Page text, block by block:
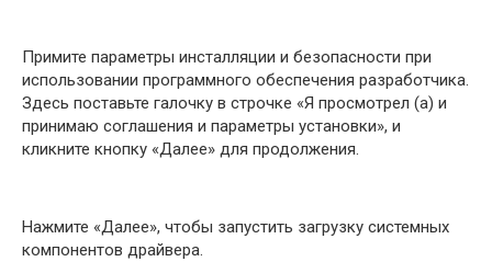
Примите параметры инсталляции и безопасности при
использовании программного обеспечения разработчика.
Здесь поставьте галочку в строчке «Я просмотрел (а) и
принимаю соглашения и параметры установки», и
кликните кнопку «Далее» для продолжения.
Нажмите «Далее», чтобы запустить загрузку системных
компонентов драйвера.